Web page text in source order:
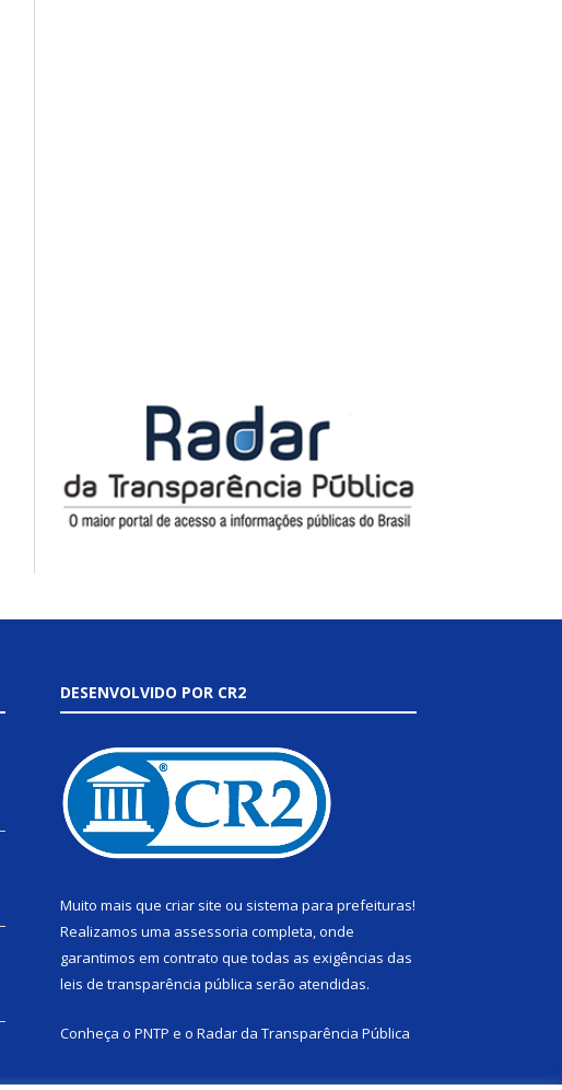
DESENVOLVIDO POR CR2
Muito mais que criar site ou sistema para prefeituras!
Realizamos uma assessoria completa, onde
garantimos em contrato que todas as exigências das
leis de transparência pública serão atendidas.
Conheça o PNTP e o Radar da Transparência Pública